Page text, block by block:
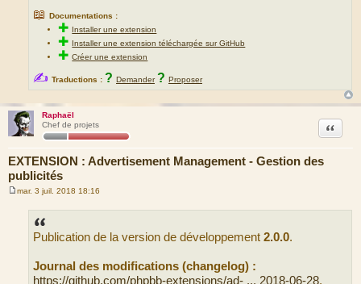
📖 Documentations :
✚ Installer une extension
✚ Installer une extension téléchargée sur GitHub
✚Créer une extension
✍ Traductions : ? Demander ? Proposer
Raphaël
Chef de projets
EXTENSION : Advertisement Management - Gestion des
publicités
Citation
mar. 3 juil. 2018 18:16
Publication de la version de développement 2.0.0.
Journal des modifications (changelog) :
https://github.com/phpbb-extensions/ad- ... 2018-06-28.